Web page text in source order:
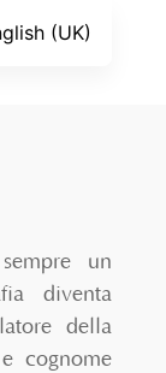
un
diventa
della
cognome
(UK)